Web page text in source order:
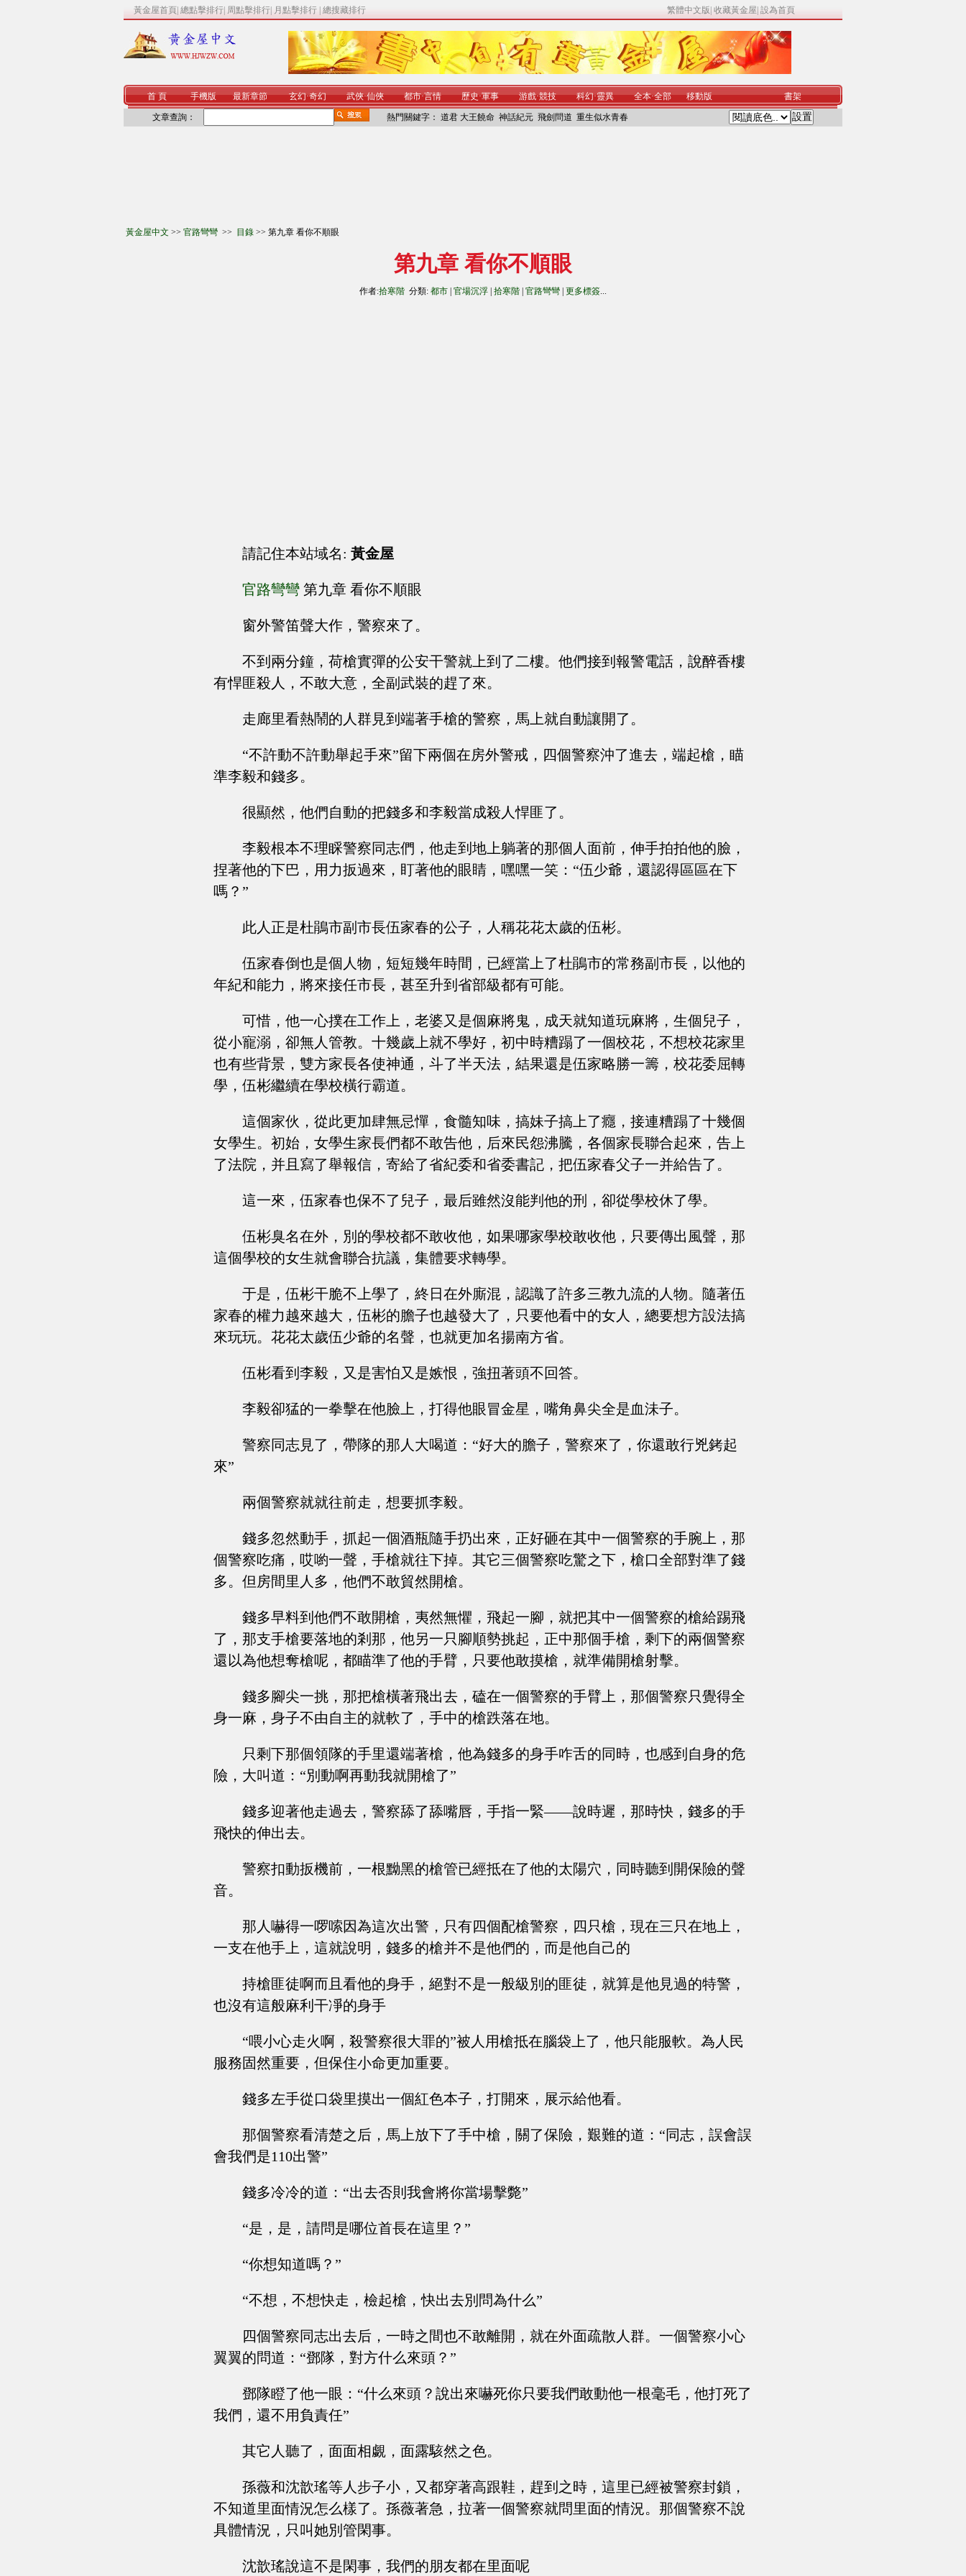
黃金屋首頁 總點擊排行 周點擊排行 月點擊排行 總搜藏排行 繁體中文版 收藏黃金屋 設為首頁
首 頁 手機版 最新章節 玄幻·奇幻 武俠·仙俠 都市·言情 歷史·軍事 游戲·競技 科幻·靈異 全本·全部 移動版 書架
文章查詢： 熱門關鍵字： 道君 大王饒命 神話紀元 飛劍問道 重生似水青春
黃金屋中文 >> 官路彎彎 >> 目錄 >> 第九章 看你不順眼
第九章 看你不順眼
作者:拾寒階 分類: 都市 官場沉浮 拾寒階 官路彎彎 更多標簽...
請記住本站域名: 黃金屋
官路彎彎 第九章 看你不順眼
窗外警笛聲大作，警察來了。
不到兩分鐘，荷槍實彈的公安干警就上到了二樓。他們接到報警電話，說醉香樓
有悍匪殺人，不敢大意，全副武裝的趕了來。
走廊里看熱鬧的人群見到端著手槍的警察，馬上就自動讓開了。
“不許動不許動舉起手來”留下兩個在房外警戒，四個警察沖了進去，端起槍，瞄
準李毅和錢多。
很顯然，他們自動的把錢多和李毅當成殺人悍匪了。
李毅根本不理睬警察同志們，他走到地上躺著的那個人面前，伸手拍拍他的臉，
捏著他的下巴，用力扳過來，盯著他的眼睛，嘿嘿一笑：“伍少爺，還認得區區在下
嗎？”
此人正是杜鵑市副市長伍家春的公子，人稱花花太歲的伍彬。
伍家春倒也是個人物，短短幾年時間，已經當上了杜鵑市的常務副市長，以他的
年紀和能力，將來接任市長，甚至升到省部級都有可能。
可惜，他一心撲在工作上，老婆又是個麻將鬼，成天就知道玩麻將，生個兒子，
從小寵溺，卻無人管教。十幾歲上就不學好，初中時糟蹋了一個校花，不想校花家里
也有些背景，雙方家長各使神通，斗了半天法，結果還是伍家略勝一籌，校花委屈轉
學，伍彬繼續在學校橫行霸道。
這個家伙，從此更加肆無忌憚，食髓知味，搞妹子搞上了癮，接連糟蹋了十幾個
女學生。初始，女學生家長們都不敢告他，后來民怨沸騰，各個家長聯合起來，告上
了法院，并且寫了舉報信，寄給了省紀委和省委書記，把伍家春父子一并給告了。
這一來，伍家春也保不了兒子，最后雖然沒能判他的刑，卻從學校休了學。
伍彬臭名在外，別的學校都不敢收他，如果哪家學校敢收他，只要傳出風聲，那
這個學校的女生就會聯合抗議，集體要求轉學。
于是，伍彬干脆不上學了，終日在外廝混，認識了許多三教九流的人物。隨著伍
家春的權力越來越大，伍彬的膽子也越發大了，只要他看中的女人，總要想方設法搞
來玩玩。花花太歲伍少爺的名聲，也就更加名揚南方省。
伍彬看到李毅，又是害怕又是嫉恨，強扭著頭不回答。
李毅卻猛的一拳擊在他臉上，打得他眼冒金星，嘴角鼻尖全是血沬子。
警察同志見了，帶隊的那人大喝道：“好大的膽子，警察來了，你還敢行兇銬起
來”
兩個警察就就往前走，想要抓李毅。
錢多忽然動手，抓起一個酒瓶隨手扔出來，正好砸在其中一個警察的手腕上，那
個警察吃痛，哎喲一聲，手槍就往下掉。其它三個警察吃驚之下，槍口全部對準了錢
多。但房間里人多，他們不敢貿然開槍。
錢多早料到他們不敢開槍，夷然無懼，飛起一腳，就把其中一個警察的槍給踢飛
了，那支手槍要落地的剎那，他另一只腳順勢挑起，正中那個手槍，剩下的兩個警察
還以為他想奪槍呢，都瞄準了他的手臂，只要他敢摸槍，就準備開槍射擊。
錢多腳尖一挑，那把槍橫著飛出去，磕在一個警察的手臂上，那個警察只覺得全
身一麻，身子不由自主的就軟了，手中的槍跌落在地。
只剩下那個領隊的手里還端著槍，他為錢多的身手咋舌的同時，也感到自身的危
險，大叫道：“別動啊再動我就開槍了”
錢多迎著他走過去，警察舔了舔嘴唇，手指一緊——說時遲，那時快，錢多的手
飛快的伸出去。
警察扣動扳機前，一根黝黑的槍管已經抵在了他的太陽穴，同時聽到開保險的聲
音。
那人嚇得一啰嗦因為這次出警，只有四個配槍警察，四只槍，現在三只在地上，
一支在他手上，這就說明，錢多的槍并不是他們的，而是他自己的
持槍匪徒啊而且看他的身手，絕對不是一般級別的匪徒，就算是他見過的特警，
也沒有這般麻利干凈的身手
“喂小心走火啊，殺警察很大罪的”被人用槍抵在腦袋上了，他只能服軟。為人民
服務固然重要，但保住小命更加重要。
錢多左手從口袋里摸出一個紅色本子，打開來，展示給他看。
那個警察看清楚之后，馬上放下了手中槍，關了保險，艱難的道：“同志，誤會誤
會我們是110出警”
錢多冷冷的道：“出去否則我會將你當場擊斃”
“是，是，請問是哪位首長在這里？”
“你想知道嗎？”
“不想，不想快走，檢起槍，快出去別問為什么”
四個警察同志出去后，一時之間也不敢離開，就在外面疏散人群。一個警察小心
翼翼的問道：“鄧隊，對方什么來頭？”
鄧隊瞪了他一眼：“什么來頭？說出來嚇死你只要我們敢動他一根毫毛，他打死了
我們，還不用負責任”
其它人聽了，面面相覷，面露駭然之色。
孫薇和沈歆瑤等人步子小，又都穿著高跟鞋，趕到之時，這里已經被警察封鎖，
不知道里面情況怎么樣了。孫薇著急，拉著一個警察就問里面的情況。那個警察不說
具體情況，只叫她別管閑事。
沈歆瑤說這不是閑事，我們的朋友都在里面呢